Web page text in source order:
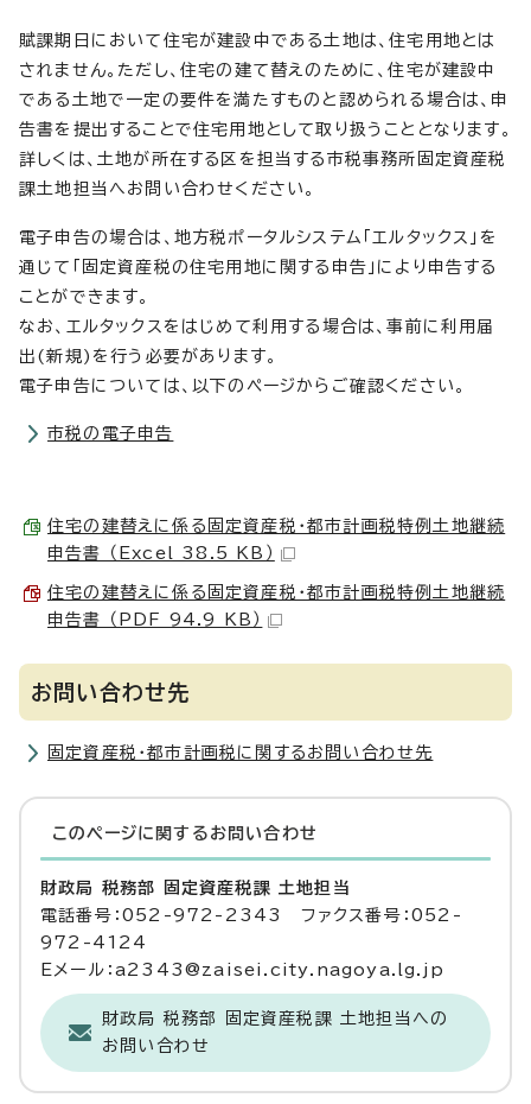
賦課期日において住宅が建設中である土地は、住宅用地とは
されません。ただし、住宅の建て替えのために、住宅が建設中
である土地で一定の要件を満たすものと認められる場合は、申
告書を提出することで住宅用地として取り扱うこととなります。
詳しくは、土地が所在する区を担当する市税事務所固定資産税
課土地担当へお問い合わせください。
電子申告の場合は、地方税ポータルシステム「エルタックス」を
通じて「固定資産税の住宅用地に関する申告」により申告する
ことができます。
なお、エルタックスをはじめて利用する場合は、事前に利用届
出(新規)を行う必要があります。
電子申告については、以下のページからご確認ください。
市税の電子申告
住宅の建替えに係る固定資産税・都市計画税特例土地継続
申告書 （Excel 38.5 KB）
住宅の建替えに係る固定資産税・都市計画税特例土地継続
申告書 （PDF 94.9 KB）
お問い合わせ先
固定資産税・都市計画税に関するお問い合わせ先
このページに関する お問い合わせ
財政局 税務部 固定資産税課 土地担当
電話番号：052-972-2343 ファクス番号：052-
972-4124
Eメール：a2343@zaisei.city.nagoya.lg.jp
財政局 税務部 固定資産税課 土地担当への
お問い合わせ